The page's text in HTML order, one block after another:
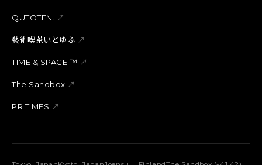
QUTOTEN. ↗
藝術喫茶いとゆふ ↗
TIME & SPACE ™︎ ↗
The Sandbox ↗
PR TIMES ↗